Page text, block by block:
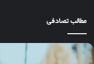
مطالب تصادفی